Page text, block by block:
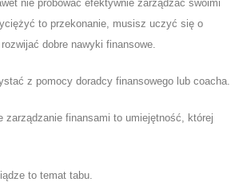
nie próbować efektywnie zarządzać swoimi
to przekonanie, musisz uczyć się o
dobre nawyki finansowe.
z pomocy doradcy finansowego lub coacha.
zarządzanie finansami to umiejętność, której
to temat tabu.